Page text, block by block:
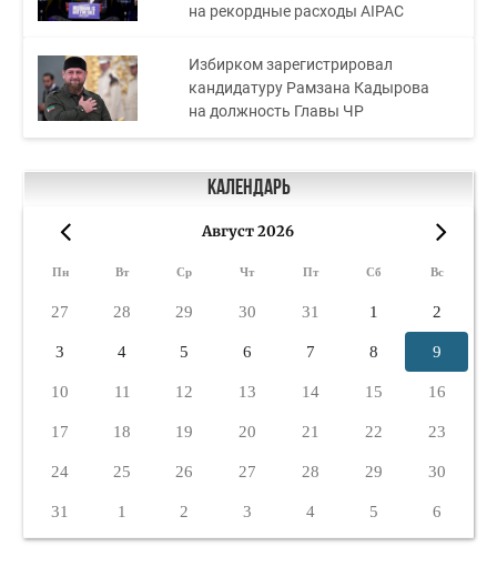
на рекордные расходы AIPAC
Избирком зарегистрировал
кандидатуру Рамзана Кадырова
на должность Главы ЧР
Календарь
Август 2026
Пн Вт Ср Чт Пт Сб Вс
27 28 29 30 31 1 2
3 4 5 6 7 8 9
10 11 12 13 14 15 16
17 18 19 20 21 22 23
24 25 26 27 28 29 30
31 1 2 3 4 5 6